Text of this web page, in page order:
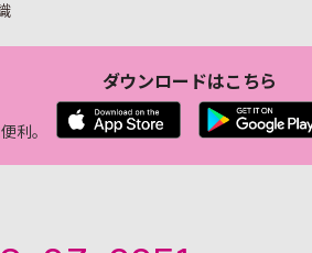
利。
ダウンロードはこちら